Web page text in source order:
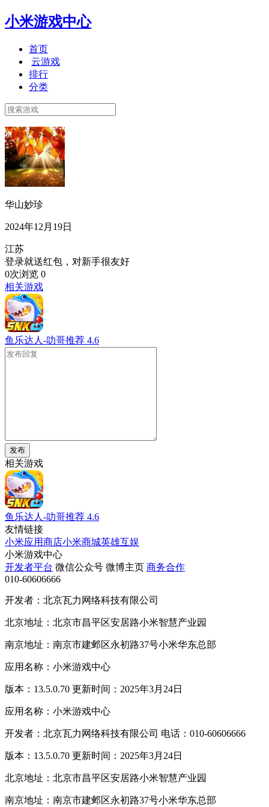
小米游戏中心
首页
云游戏
排行
分类
华山妙珍
2024年12月19日
江苏
登录就送红包，对新手很友好
0次浏览 0
相关游戏
鱼乐达人-叻哥推荐 4.6
发布
相关游戏
鱼乐达人-叻哥推荐 4.6
友情链接
小米应用商店小米商城英雄互娱
小米游戏中心
开发者平台 微信公众号 微博主页 商务合作
010-60606666
开发者：北京瓦力网络科技有限公司
北京地址：北京市昌平区安居路小米智慧产业园
南京地址：南京市建邺区永初路37号小米华东总部
应用名称：小米游戏中心
版本：13.5.0.70 更新时间：2025年3月24日
应用名称：小米游戏中心
开发者：北京瓦力网络科技有限公司 电话：010-60606666
版本：13.5.0.70 更新时间：2025年3月24日
北京地址：北京市昌平区安居路小米智慧产业园
南京地址：南京市建邺区永初路37号小米华东总部